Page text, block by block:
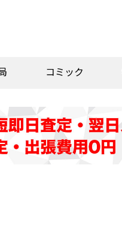
コミック